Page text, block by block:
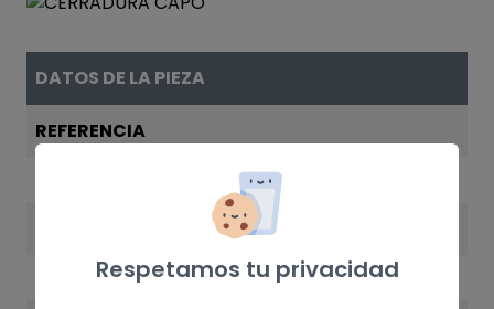
DATOS DE LA PIEZA
REFERENCIA
Respetamos tu privacidad